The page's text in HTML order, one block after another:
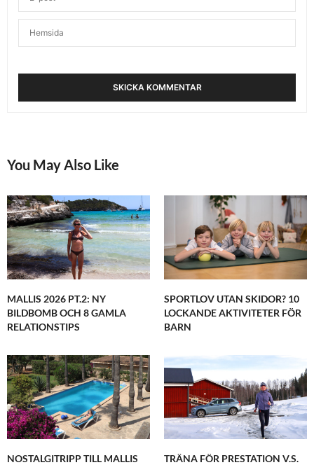
You May Also Like
MALLIS 2026 PT.2: NY
BILDBOMB OCH 8 GAMLA
RELATIONSTIPS
SPORTLOV UTAN SKIDOR? 10
LOCKANDE AKTIVITETER FÖR
BARN
NOSTALGITRIPP TILL MALLIS
TRÄNA FÖR PRESTATION V.S.